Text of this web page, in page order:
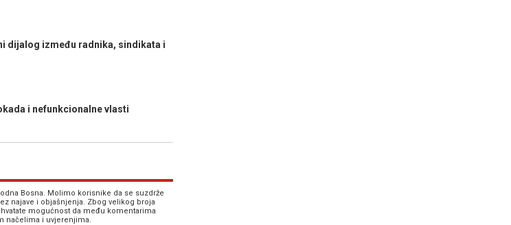
dijalog između radnika, sindikata i
i nefunkcionalne vlasti
Bosna. Molimo korisnike da se suzdrže
najave i objašnjenja. Zbog velikog broja
mogućnost da među komentarima
načelima i uvjerenjima.